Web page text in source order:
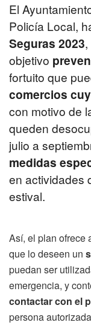
El
Policía Local,
Seguras 2023
objetivo
fortuito que
comercios
con motivo de
queden
julio a
medidas
en actividades
estival.
Así, el plan ofrece
que lo deseen un
puedan ser
emergencia, y
contactar con el
persona